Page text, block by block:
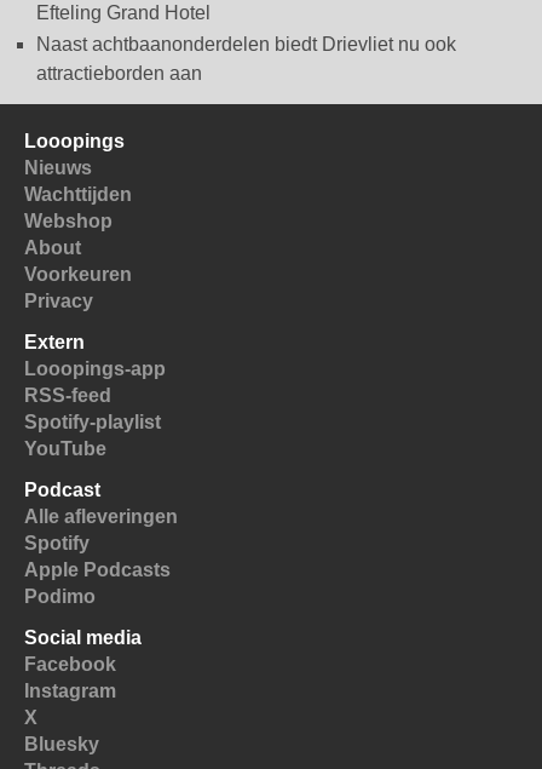
Efteling Grand Hotel
Naast achtbaanonderdelen biedt Drievliet nu ook
attractieborden aan
Looopings
Nieuws
Wachttijden
Webshop
About
Voorkeuren
Privacy
Extern
Looopings-app
RSS-feed
Spotify-playlist
YouTube
Podcast
Alle afleveringen
Spotify
Apple Podcasts
Podimo
Social media
Facebook
Instagram
X
Bluesky